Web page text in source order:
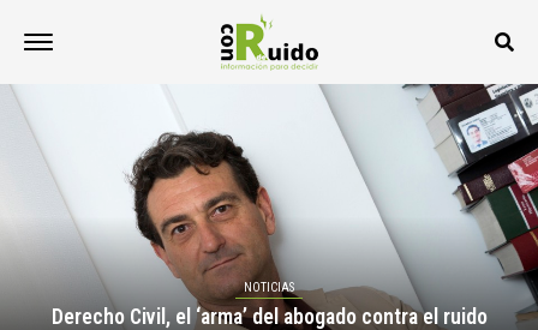
NOTICIAS
Derecho Civil, el ‘arma’ del abogado contra el ruido